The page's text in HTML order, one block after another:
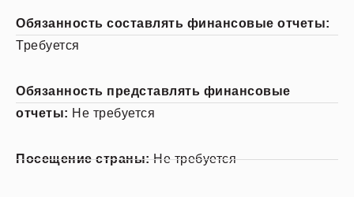
Обязанность составлять финансовые отчеты:
Требуется
Обязанность представлять финансовые
отчеты: Не требуется
Посещение страны:Не требуется